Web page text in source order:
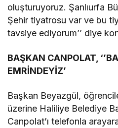
oluşturuyoruz. Şanlıurfa
Şehir tiyatrosu var ve bu
tavsiye ediyorum’’ diye
BAŞKAN CANPOLAT,
EMRİNDEYİZ’
Başkan Beyazgül,
üzerine Haliliye Belediye
Canpolat’ı telefonla